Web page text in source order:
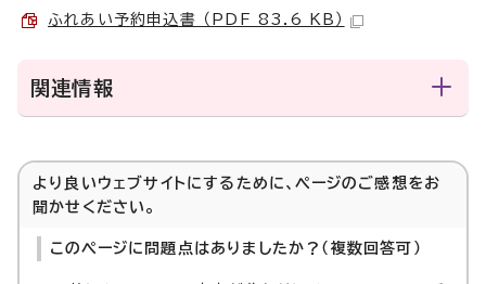
ふれあい予約申込書 （PDF 83.6 KB）
関連情報
より良いウェブサイトにするために、ページのご感想をお
聞かせください。
このページに問題点はありましたか？（複数回答可）